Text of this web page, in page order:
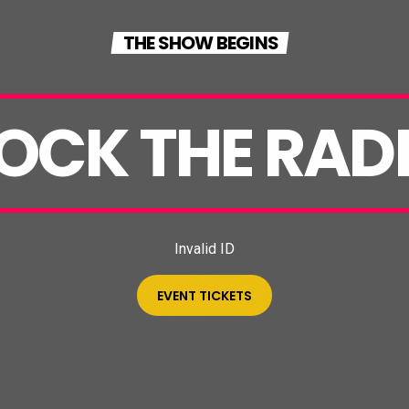
THE SHOW BEGINS
THE
Invalid ID
EVENT TICKETS